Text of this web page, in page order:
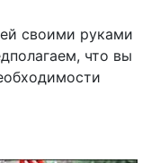
своими руками
что вы